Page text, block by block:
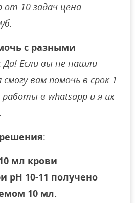
от 10 задач цена
с разными
Да! Если вы не нашли
вам помочь в срок 1-
в whatsapp и я их
:
мл крови
рН 10-11 получено
10 мл.